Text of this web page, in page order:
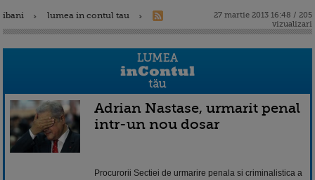
ibani lumea in contul tau
27 martie 2013 16:48 / 205
vizualizari
Adrian Nastase, urmarit penal
intr-un nou dosar
Procurorii Sectiei de urmarire penala si criminalistica a